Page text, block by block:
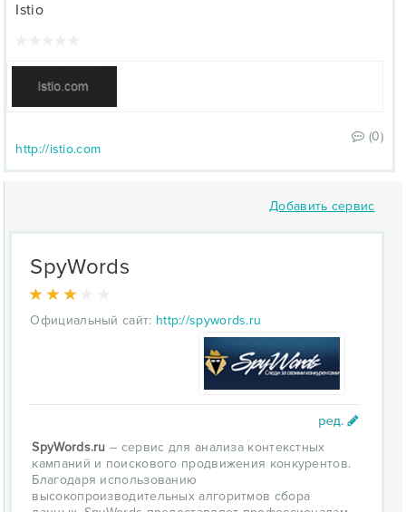
Istio
(0)
http://istio.com
Добавить сервис
SpyWords
Официальный сайт: http://spywords.ru
SpyWords.ru– сервис для анализа контекстных
кампаний и поискового продвижения конкурентов.
Благодаря использованию
высокопроизводительных алгоритмов сбора